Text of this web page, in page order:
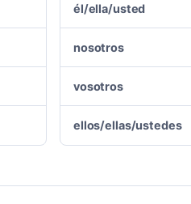
él/ella/usted
nosotros
vosotros
ellos/ellas/ustedes